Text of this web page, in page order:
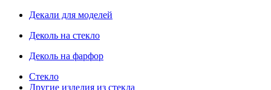
Декали для моделей
Деколь на стекло
Деколь на фарфор
Стекло
Другие изделия из стекла